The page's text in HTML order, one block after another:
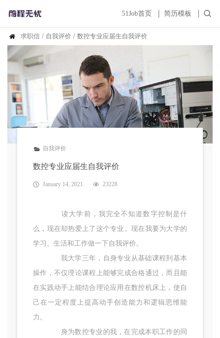
51Job首页 简历模板
求职信 / 自我评价 / 数控专业应届生自我评价
自我评价
数控专业应届生自我评价
January 14, 2021 23228
读大学前，我完全不知道数字控制是什
么，现在却热爱上了这个专业。现在我要为大学的
学习、生活和工作做一下自我评价。
我大学三年，自身专业从基础课程到基本
操作，不仅理论课程上能够完成合格通过，而且能
在实践动手上能结合理论应用在数控机床上，使自
己在一定程度上提高动手创造能力和逻辑思维能
力。
身为数控专业的我，在完成本职工作的同